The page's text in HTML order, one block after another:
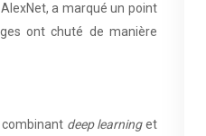
a marqué un point
ont chuté de manière
combinant deep learninget